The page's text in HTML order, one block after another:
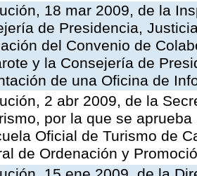
18 mar 2009, de la
de Presidencia,
del Convenio de
y la Consejería de
de una Oficina de
2 abr 2009, de la
por la que se
Oficial de Turismo de
de Ordenación y